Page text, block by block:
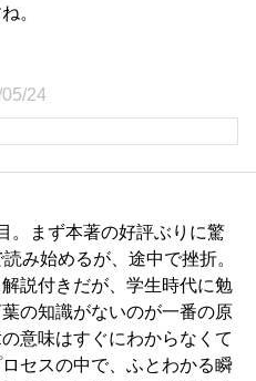
。
24
。まず本著の好評ぶりに驚
み始めるが、途中で挫折。
説付きだが、学生時代に勉
の知識がないのが一番の原
意味はすぐにわからなくて
セスの中で、ふとわかる瞬